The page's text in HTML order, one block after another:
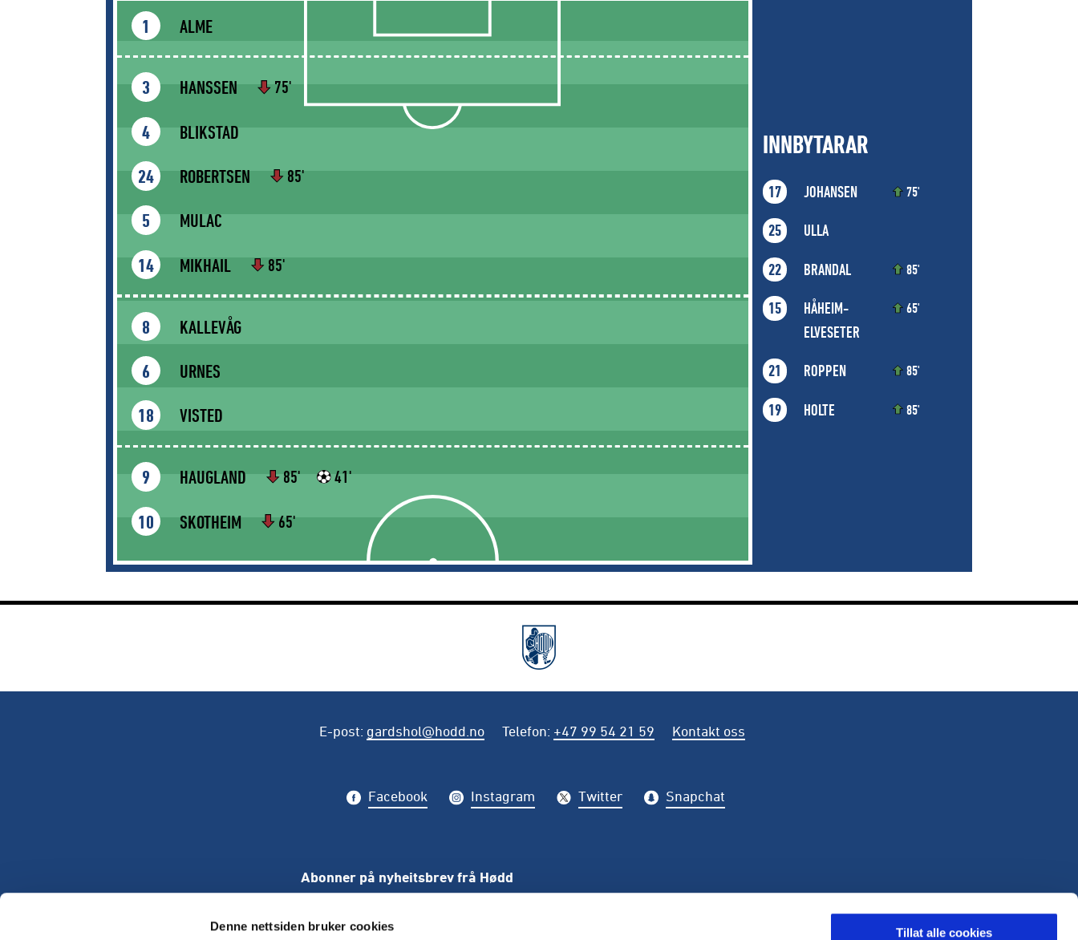
Denne nettsiden bruker cookies Tillat alle cookies
1 ALME
3 HANSSEN 75'
4 BLIKSTAD
24 ROBERTSEN 85'
5 MULAC
14 MIKHAIL 85'
8 KALLEVÅG
6 URNES
18 VISTED
9 HAUGLAND 85' 41'
10 SKOTHEIM 65'
INNBYTARAR
17 JOHANSEN 75'
25 ULLA
22 BRANDAL 85'
15
HÅHEIM-
ELVESETER
65'
21 ROPPEN 85'
19 HOLTE 85'
E-post: gardshol@hodd.no Telefon: +47 99 54 21 59 Kontakt oss
Facebook Instagram Twitter Snapchat
Abonner på nyheitsbrev frå Hødd